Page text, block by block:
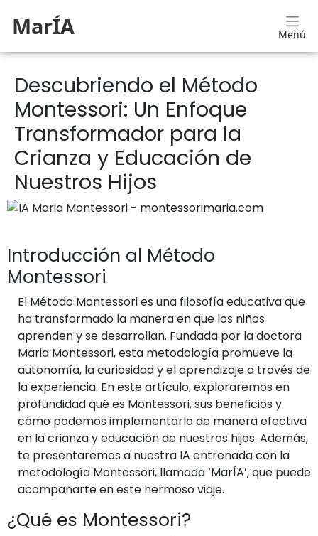
MarÍA Menú
Descubriendo el Método
Montessori: Un Enfoque
Transformador para la
Crianza y Educación de
Nuestros Hijos
Introducción al Método
Montessori
El Método Montessori es una filosofía educativa que
ha transformado la manera en que los niños
aprenden y se desarrollan. Fundada por la doctora
Maria Montessori, esta metodología promueve la
autonomía, la curiosidad y el aprendizaje a través de
la experiencia. En este artículo, exploraremos en
profundidad qué es Montessori, sus beneficios y
cómo podemos implementarlo de manera efectiva
en la crianza y educación de nuestros hijos. Además,
te presentaremos a nuestra IA entrenada con la
metodología Montessori, llamada ‘MarÍA’, que puede
acompañarte en este hermoso viaje.
¿Qué es Montessori?